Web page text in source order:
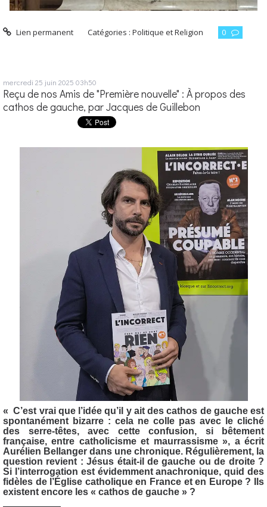
Lien permanent Catégories :Politique et Religion 0
mercredi 25 juin 2025 03h50
Reçu de nos Amis de "Première nouvelle" : À propos des
cathos de gauche, par Jacques de Guillebon
« C’est vrai que l’idée qu’il y ait des cathos de gauche est
spontanément bizarre : cela ne colle pas avec le cliché
des serre-têtes, avec cette confusion, si bêtement
française, entre catholicisme et maurrassisme », a écrit
Aurélien Bellanger dans une chronique. Régulièrement, la
question revient : Jésus était-il de gauche ou de droite ?
Si l’interrogation est évidemment anachronique, quid des
fidèles de l’Église catholique en France et en Europe ? Ils
existent encore les « cathos de gauche » ?